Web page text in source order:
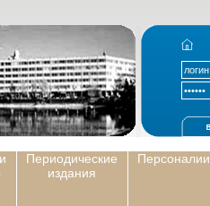
Периодические
издания
Персоналии